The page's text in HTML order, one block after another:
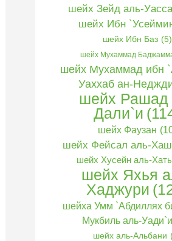
шейх Зейд аль-
шейх Ибн
шейх Ибн Баз (5)
шейх Мухаммад
шейх Мухаммад ибн
Уаххаб ан-
шейх Рашад
Дали`и
шейх Фаузан
шейх Фейсал аль-
шейх Хусейн аль-
шейх Яхья
Хаджури
шейха Умм `Абдиллях
Мукбиль аль-Уади`и
шейх аль-Альбани